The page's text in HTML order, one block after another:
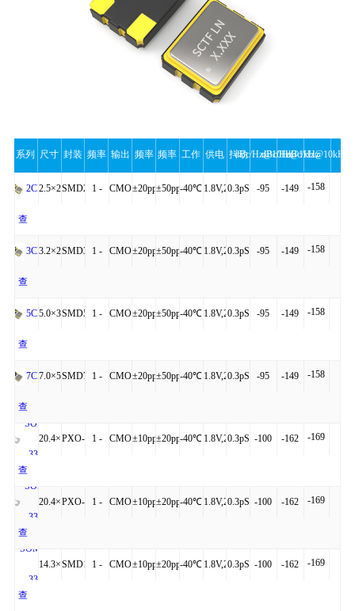
系列 尺寸 封装 频率
范围
输出 频率
公差
频率
稳定
工作
温度
供电
电压
抖动
dBc/Hz@10Hz
dBc/Hz@1kHz
dBc/Hz@10kHz
操
2CN2.5×2.0×0.81
SMD2520-
1 - CMOS±20ppm±50ppm-40℃
+85℃
1.8V,2.5V,3.3V
0.3pS -95 -149 -158
查
看
详
细
3CN3.2×2.5×0.95
SMD3225-
1 - CMOS±20ppm±50ppm-40℃
+85℃
1.8V,2.5V,3.3V
0.3pS -95 -149 -158
查
看
详
细
5CN5.0×3.2×1.20
SMD5032-
1 - CMOS±20ppm±50ppm-40℃
+85℃
1.8V,2.5V,3.3V
0.3pS -95 -149 -158
查
看
详
细
7CN7.0×5.0×1.30
SMD7050-
1 - CMOS±20ppm±50ppm-40℃
+85℃
1.8V,2.5V,3.3V
0.3pS -95 -149 -158
查
看
详
细
SOB-
330
20.4×12.8×5.3
PXO- 1 - CMOS±10ppm±20ppm-40℃
+85℃
1.8V,2.5V,3.3V
0.3pS -100 -162 -169
查
看
详
SOB-
331
20.4×12.8×5.3
PXO- 1 - CMOS±10ppm±20ppm-40℃
+85℃
1.8V,2.5V,3.3V
0.3pS -100 -162 -169
查
详
SOMC-
330
14.3×9.14×4.9
SMD1409
1 - CMOS±10ppm±20ppm-40℃ 1.8V,2.5V,3.3V
0.3pS -100 -162 -169
查